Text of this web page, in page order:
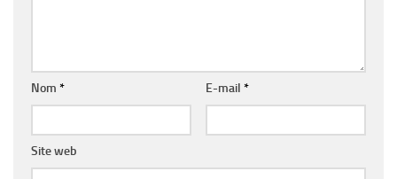
Nom * E-mail *
Site web